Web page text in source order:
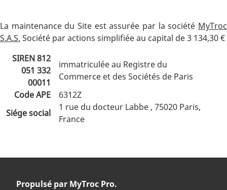
La maintenance du Site est assurée par la société MyTroc
S.A.S. Société par actions simplifiée au capital de 3 134,30 €
SIREN 812
051 332
00011
immatriculée au Registre du
Commerce et des Sociétés de Paris
Code APE
6312Z
Siége social
1 rue du docteur Labbe , 75020 Paris,
France
Propulsé par MyTroc Pro.